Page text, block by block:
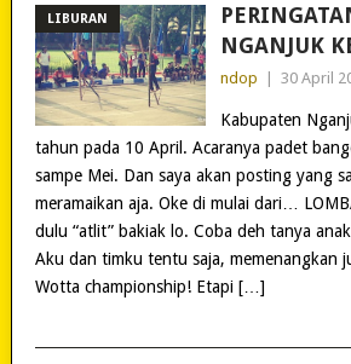
LIBURAN
NGANJUK
ndop 30 April
Kabupaten
tahun pada 10 April. Acaranya padet
sampe Mei. Dan saya akan posting yang
meramaikan aja. Oke di mulai dari…
dulu “atlit” bakiak lo. Coba deh tanya
Aku dan timku tentu saja, memenangkan
Wotta championship! Etapi […]